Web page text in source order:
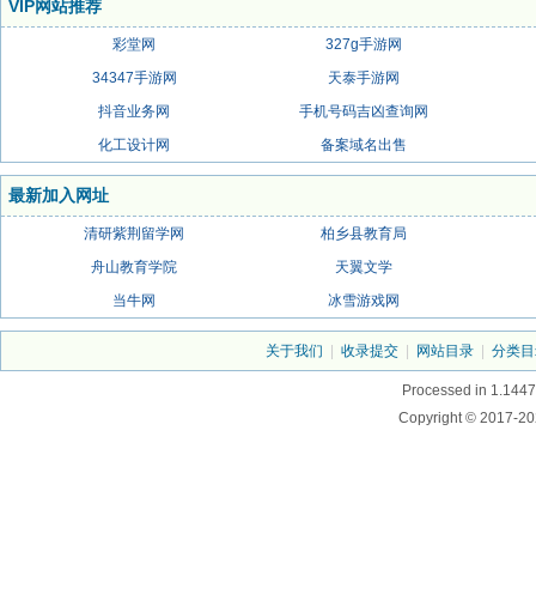
VIP网站推荐
彩堂网
327g手游网
34347手游网
天泰手游网
抖音业务网
手机号码吉凶查询网
化工设计网
备案域名出售
最新加入网址
清研紫荆留学网
柏乡县教育局
舟山教育学院
天翼文学
当牛网
冰雪游戏网
关于我们 收录提交 网站目录 分类
Processed in
Copyright © 2017-